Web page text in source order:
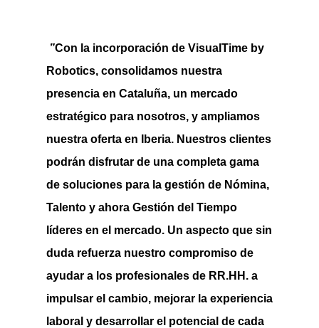
”Con la incorporación de VisualTime by
Robotics, consolidamos nuestra
presencia en Cataluña, un mercado
estratégico para nosotros, y ampliamos
nuestra oferta en Iberia. Nuestros clientes
podrán disfrutar de una completa gama
de soluciones para la gestión de Nómina,
Talento y ahora Gestión del Tiempo
líderes en el mercado. Un aspecto que sin
duda refuerza nuestro compromiso de
ayudar a los profesionales de RR.HH. a
impulsar el cambio, mejorar la experiencia
laboral y desarrollar el potencial de cada